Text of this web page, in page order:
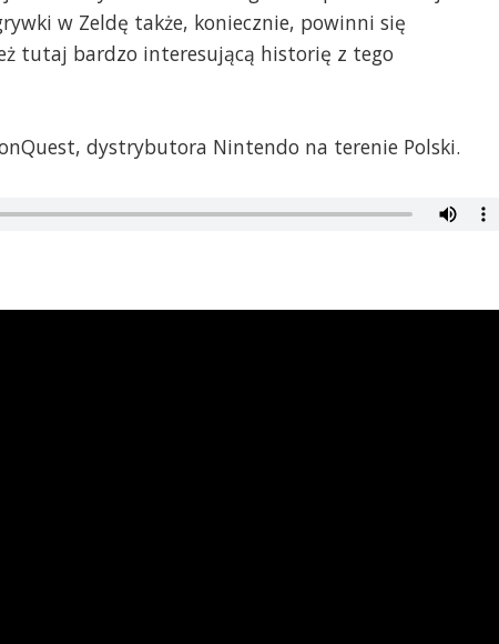
w Zeldę także, koniecznie, powinni się
tutaj bardzo interesującą historię z tego
dystrybutora Nintendo na terenie Polski.